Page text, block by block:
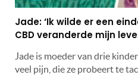
Jade: ‘Ik wilde er een
CBD veranderde mijn
Jade is moeder van drie
veel pijn, die ze probeert te